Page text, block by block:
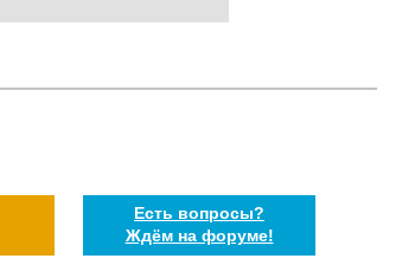
Есть вопросы?
Ждём на форуме!